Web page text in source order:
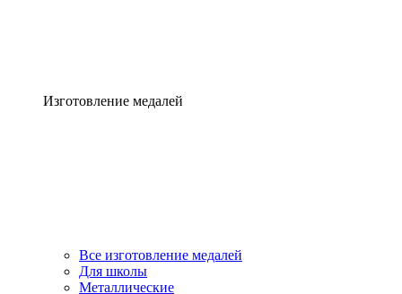
Изготовление медалей
Все изготовление медалей
Для школы
Металлические